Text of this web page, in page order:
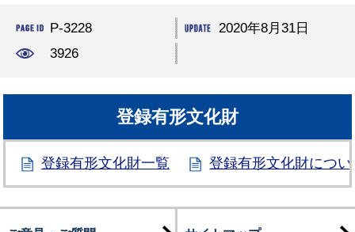
P-3228
2020年8月31日
3926
登録有形文化財
登録有形文化財一覧 登録有形文化財につい